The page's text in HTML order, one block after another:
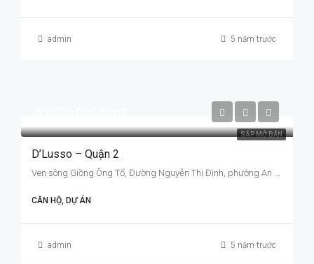
admin 5 năm trước
SẮP MỞ BÁN
D’Lusso – Quận 2
Ven sông Giồng Ông Tố, Đường Nguyễn Thị Định, phường An Phú, Quận 2, TP.HCM, Hồ Chí Minh
CĂN HỘ, DỰ ÁN
admin 5 năm trước